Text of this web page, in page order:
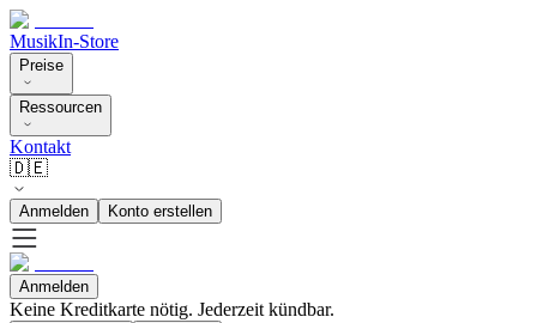
MusikIn-Store
Preise
Ressourcen
Kontakt
🇩🇪
Anmelden Konto erstellen
Anmelden
Keine Kreditkarte nötig. Jederzeit kündbar.